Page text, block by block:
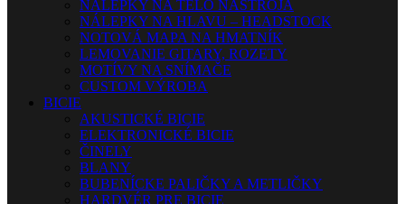
NÁLEPKY NA TELO NÁSTROJA
NÁLEPKY NA HLAVU – HEADSTOCK
NOTOVÁ MAPA NA HMATNÍK
LEMOVANIE GITARY, ROZETY
MOTÍVY NA SNÍMAČE
CUSTOM VÝROBA
BICIE
AKUSTICKÉ BICIE
ELEKTRONICKÉ BICIE
ČINELY
BLANY
BUBENÍCKE PALIČKY A METLIČKY
HARDVÉR PRE BICIE